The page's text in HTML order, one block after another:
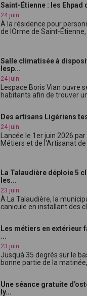
Saint-Étienne : les Ehpad
24 juin
À la résidence pour
de lOrme de Saint-Étienne,
Salle climatisée à
lesp...
24 juin
Lespace Boris Vian ouvre
habitants afin de trouver un
Des artisans Ligériens
24 juin
Lancée le 1er juin 2026
Métiers et de l'Artisanat de
La Talaudière déploie 5
les...
23 juin
À La Talaudière, la
canicule en installant des
Les métiers en extérieur
...
23 juin
Jusquà 35 degrés sur le
bonne partie de la matinée,
Une séance gratuite
ly...